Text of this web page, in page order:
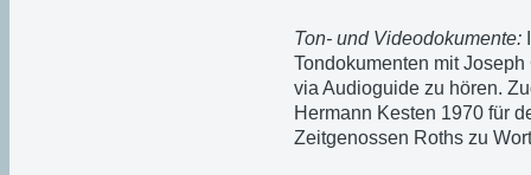
Ton- und Videodokumente:
Tondokumenten mit
via Audioguide zu hören.
Hermann Kesten 1970 für
Zeitgenossen Roths zu